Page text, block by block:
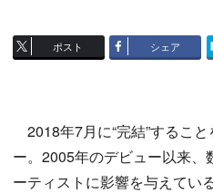
ポスト シェア
2018年7月に“完結”するこ
ー。2005年のデビュー以来
ーティストに影響を与えてい